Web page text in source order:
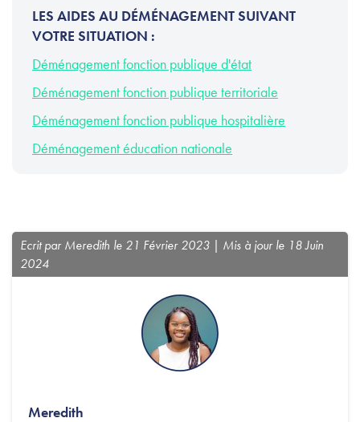
LES AIDES AU DÉMÉNAGEMENT SUIVANT
VOTRE SITUATION :
Déménagement fonction publique d'état
Déménagement fonction publique territoriale
Déménagement fonction publique hospitalière
Déménagement éducation nationale
Ecrit par Meredith le 21 Février 2023 | Mis à jour le 18 Juin
2024
Meredith